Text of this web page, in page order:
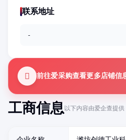
工商信息以下内容由爱企查提供
联系地址
-
前往爱采购查看更多店铺信